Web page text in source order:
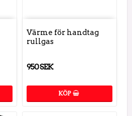
Värme för handtag
rullgas
950 SEK
KÖP